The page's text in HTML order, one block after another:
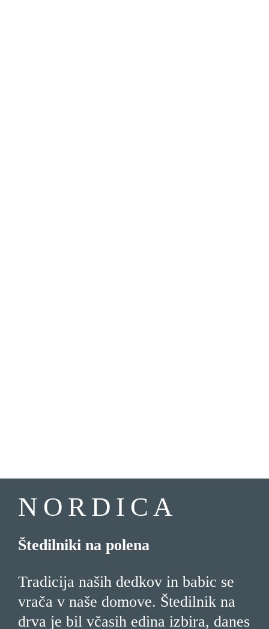
NORDICA
Štedilniki na polena
Tradicija naših dedkov in babic se
vrača v naše domove. Štedilnik na
drva je bil včasih edina izbira, danes